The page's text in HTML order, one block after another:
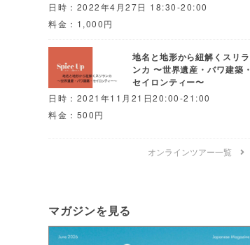
日時：2022年4月27日 18:30-20:00
料金：1,000円
地名と地形から紐解くスリラ
ンカ 〜世界遺産・バワ建築・
セイロンティー〜
日時：2021年11月21日20:00-21:00
料金：500円
オンラインツアー一覧
マガジンを見る